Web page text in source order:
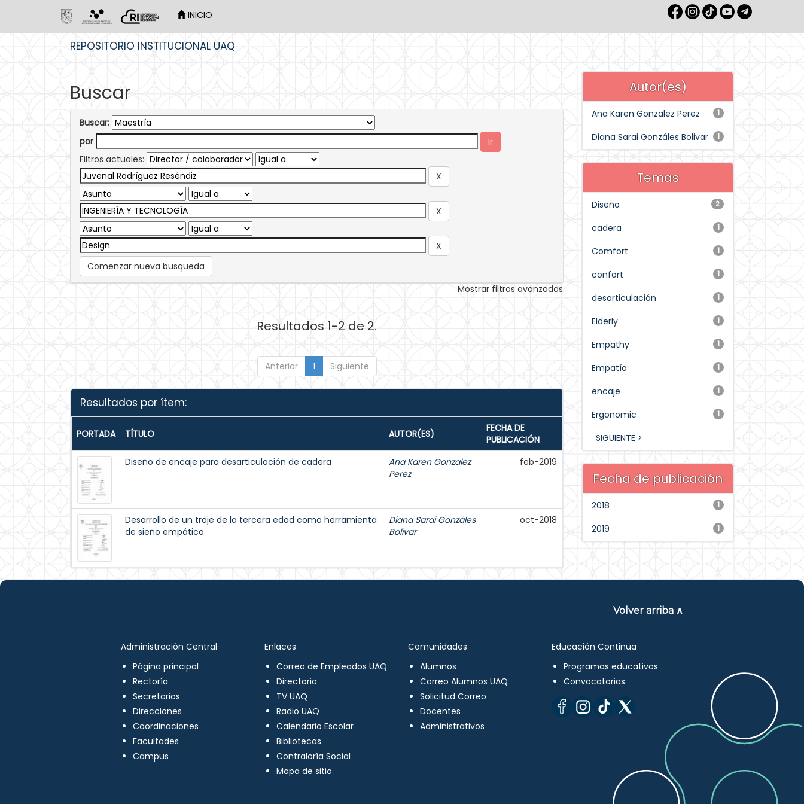
INICIO
REPOSITORIO INSTITUCIONAL UAQ
Buscar
Buscar:
por
Filtros actuales:
Comenzar nueva busqueda
Mostrar filtros avanzados
Resultados 1-2 de 2.
Anterior 1 Siguiente
Resultados por ítem:
PORTADA TÍTULO AUTOR(ES)
FECHA DE
PUBLICACIÓN
Diseño de encaje para desarticulación de cadera
Ana Karen Gonzalez
Perez
feb-2019
Desarrollo de un traje de la tercera edad como herramienta
de sieño empático
Diana Sarai Gonzáles
Bolivar
oct-2018
Autor(es)
1
Ana Karen Gonzalez Perez
1
Diana Sarai Gonzáles Bolivar
Temas
2
Diseño
1
cadera
1
Comfort
1
confort
1
desarticulación
1
Elderly
1
Empathy
1
Empatía
1
encaje
1
Ergonomic
SIGUIENTE >
Fecha de publicación
1
2018
1
2019
Volver arriba ∧
Administración Central
Página principal
Rectoría
Secretarios
Direcciones
Coordinaciones
Facultades
Campus
Enlaces
Correo de Empleados UAQ
Directorio
TV UAQ
Radio UAQ
Calendario Escolar
Bibliotecas
Contraloría Social
Mapa de sitio
Comunidades
Alumnos
Correo Alumnos UAQ
Solicitud Correo
Docentes
Administrativos
Educación Continua
Programas educativos
Convocatorias